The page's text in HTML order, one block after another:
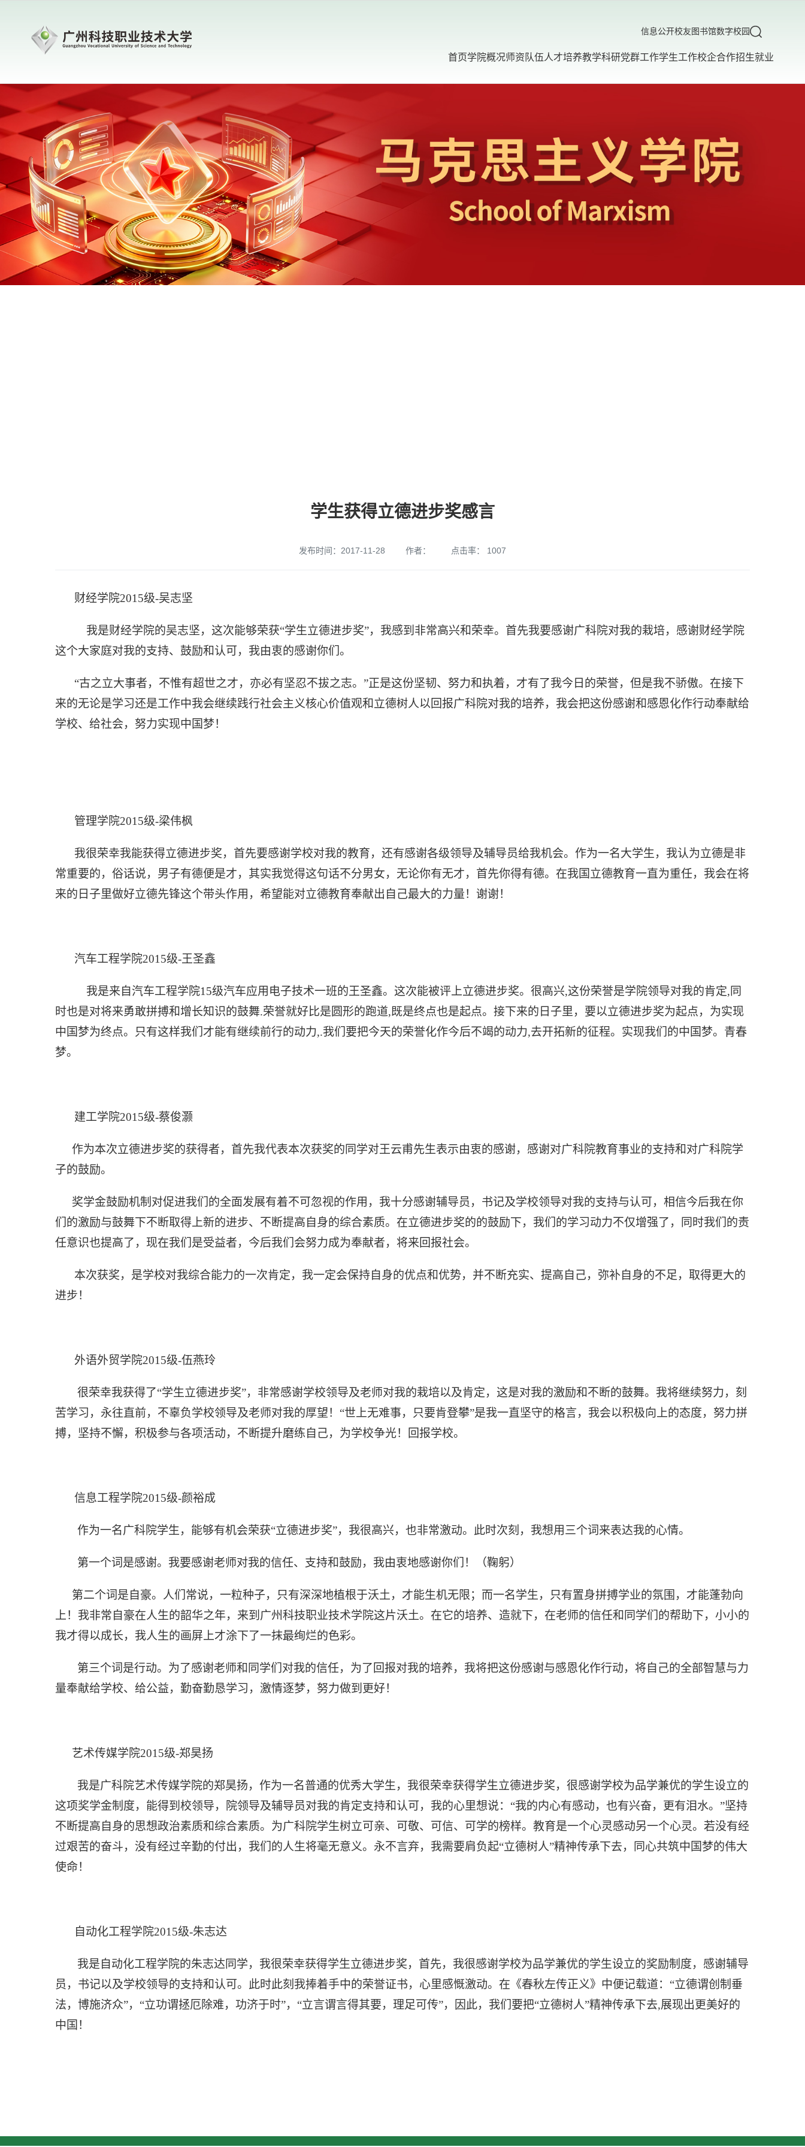
信息公开校友图书馆数字校园
首页学院概况师资队伍人才培养教学科研党群工作学生工作校企合作招生就业
学生获得立德进步奖感言
发布时间：2017-11-28 作者： 点击率： 1007
财经学院2015级-吴志坚
我是财经学院的吴志坚，这次能够荣获“学生立德进步奖”，我感到非常高兴和荣幸。首先我要感谢广科院对我的栽培，感谢财经学院
这个大家庭对我的支持、鼓励和认可，我由衷的感谢你们。
“古之立大事者，不惟有超世之才，亦必有坚忍不拔之志。”正是这份坚韧、努力和执着，才有了我今日的荣誉，但是我不骄傲。在接下
来的无论是学习还是工作中我会继续践行社会主义核心价值观和立德树人以回报广科院对我的培养，我会把这份感谢和感恩化作行动奉献给
学校、给社会，努力实现中国梦！
管理学院2015级-梁伟枫
我很荣幸我能获得立德进步奖，首先要感谢学校对我的教育，还有感谢各级领导及辅导员给我机会。作为一名大学生，我认为立德是非
常重要的，俗话说，男子有德便是才，其实我觉得这句话不分男女，无论你有无才，首先你得有德。在我国立德教育一直为重任，我会在将
来的日子里做好立德先锋这个带头作用，希望能对立德教育奉献出自己最大的力量！谢谢！
汽车工程学院2015级-王圣鑫
我是来自汽车工程学院15级汽车应用电子技术一班的王圣鑫。这次能被评上立德进步奖。很高兴,这份荣誉是学院领导对我的肯定,同
时也是对将来勇敢拼搏和增长知识的鼓舞.荣誉就好比是圆形的跑道,既是终点也是起点。接下来的日子里，要以立德进步奖为起点，为实现
中国梦为终点。只有这样我们才能有继续前行的动力,.我们要把今天的荣誉化作今后不竭的动力,去开拓新的征程。实现我们的中国梦。青春
梦。
建工学院2015级-蔡俊灏
作为本次立德进步奖的获得者，首先我代表本次获奖的同学对王云甫先生表示由衷的感谢，感谢对广科院教育事业的支持和对广科院学
子的鼓励。
奖学金鼓励机制对促进我们的全面发展有着不可忽视的作用，我十分感谢辅导员，书记及学校领导对我的支持与认可，相信今后我在你
们的激励与鼓舞下不断取得上新的进步、不断提高自身的综合素质。在立德进步奖的的鼓励下，我们的学习动力不仅增强了，同时我们的责
任意识也提高了，现在我们是受益者，今后我们会努力成为奉献者，将来回报社会。
本次获奖，是学校对我综合能力的一次肯定，我一定会保持自身的优点和优势，并不断充实、提高自己，弥补自身的不足，取得更大的
进步！
外语外贸学院2015级-伍燕玲
很荣幸我获得了“学生立德进步奖”，非常感谢学校领导及老师对我的栽培以及肯定，这是对我的激励和不断的鼓舞。我将继续努力，刻
苦学习，永往直前，不辜负学校领导及老师对我的厚望！“世上无难事，只要肯登攀”是我一直坚守的格言，我会以积极向上的态度，努力拼
搏，坚持不懈，积极参与各项活动，不断提升磨练自己，为学校争光！回报学校。
信息工程学院2015级-颜裕成
作为一名广科院学生，能够有机会荣获“立德进步奖”，我很高兴，也非常激动。此时次刻，我想用三个词来表达我的心情。
第一个词是感谢。我要感谢老师对我的信任、支持和鼓励，我由衷地感谢你们！（鞠躬）
第二个词是自豪。人们常说，一粒种子，只有深深地植根于沃土，才能生机无限；而一名学生，只有置身拼搏学业的氛围，才能蓬勃向
上！我非常自豪在人生的韶华之年，来到广州科技职业技术学院这片沃土。在它的培养、造就下，在老师的信任和同学们的帮助下，小小的
我才得以成长，我人生的画屏上才涂下了一抹最绚烂的色彩。
第三个词是行动。为了感谢老师和同学们对我的信任，为了回报对我的培养，我将把这份感谢与感恩化作行动，将自己的全部智慧与力
量奉献给学校、给公益，勤奋勤恳学习，激情逐梦，努力做到更好！
艺术传媒学院2015级-郑昊扬
我是广科院艺术传媒学院的郑昊扬，作为一名普通的优秀大学生，我很荣幸获得学生立德进步奖，很感谢学校为品学兼优的学生设立的
这项奖学金制度，能得到校领导，院领导及辅导员对我的肯定支持和认可，我的心里想说： “我的内心有感动，也有兴奋，更有泪水。”坚持
不断提高自身的思想政治素质和综合素质。为广科院学生树立可亲、可敬、可信、可学的榜样。教育是一个心灵感动另一个心灵。若没有经
过艰苦的奋斗，没有经过辛勤的付出，我们的人生将毫无意义。永不言弃，我需要肩负起“立德树人”精神传承下去，同心共筑中国梦的伟大
使命！
自动化工程学院2015级-朱志达
我是自动化工程学院的朱志达同学，我很荣幸获得学生立德进步奖，首先，我很感谢学校为品学兼优的学生设立的奖励制度，感谢辅导
员，书记以及学校领导的支持和认可。此时此刻我捧着手中的荣誉证书，心里感慨激动。在《春秋左传正义》中便记载道： “立德谓创制垂
法，博施济众”，“立功谓拯厄除难，功济于时”，“立言谓言得其要，理足可传”，因此，我们要把“立德树人”精神传承下去,展现出更美好的
中国！